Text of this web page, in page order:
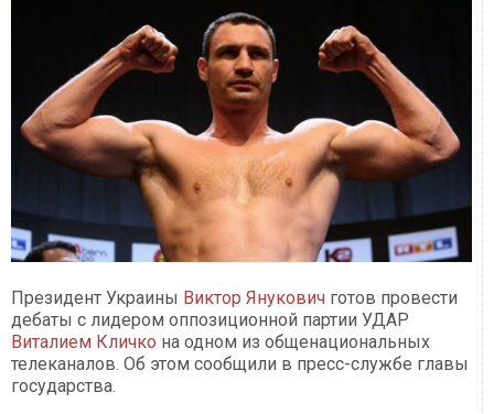
Президент Украины Виктор Янукович готов провести
дебаты с лидером оппозиционной партии УДАР
Виталием Кличко на одном из общенациональных
телеканалов. Об этом сообщили в пресс-службе главы
государства.